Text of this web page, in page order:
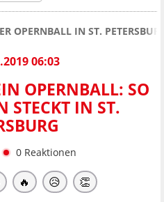
OPERNBALL IN ST.
06:03
OPERNBALL: SO
STECKT IN ST.
0 Reaktionen
🔥 😥 👏